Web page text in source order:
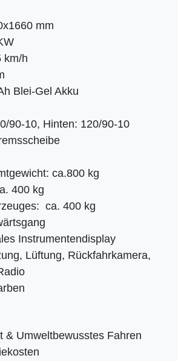
mm
km/h
Blei-Gel Akku
90-10, Hinten: 120/90-10
ca.800 kg
400 kg
ca. 400 kg
Instrumentendisplay
Lüftung, Rückfahrkamera,
& Umweltbewusstes Fahren